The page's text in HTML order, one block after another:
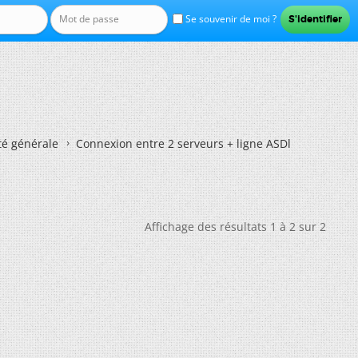
Se souvenir de moi ?
générale Connexion entre 2 serveurs + ligne ASDl
Affichage des résultats 1 à 2 sur 2